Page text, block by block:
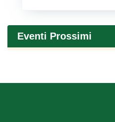
Eventi Prossimi